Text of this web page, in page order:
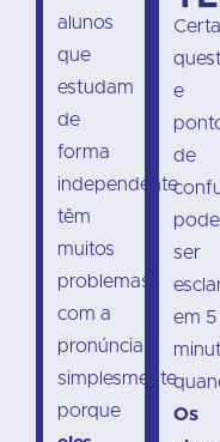
alunos
que
estudam
de
forma
independente
têm
muitos
problemas
com a
pronúncia
simplesmente
porque
e
de
ser
em 5
Os